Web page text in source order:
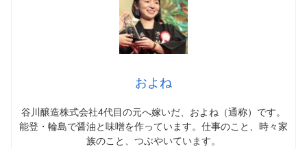
およね
谷川醸造株式会社4代目の元へ嫁いだ、およね（通称）です。
能登・輪島で醤油と味噌を作っています。仕事のこと、時々家
族のこと、つぶやいています。